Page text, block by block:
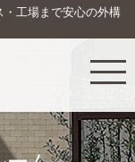
工場まで安心の外構